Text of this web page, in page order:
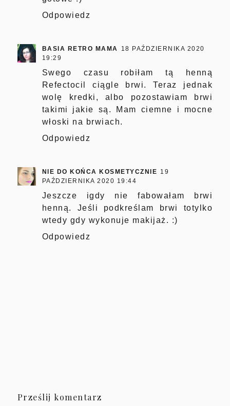
Odpowiedz
BASIA RETRO MAMA
18 PAŹDZIERNIKA 2020
19:29
Swego czasu robiłam tą henną
Refectocil ciągle brwi. Teraz jednak
wolę kredki, albo pozostawiam brwi
takimi jakie są. Mam ciemne i mocne
włoski na brwiach.
Odpowiedz
NIE DO KOŃCA KOSMETYCZNIE 19
PAŹDZIERNIKA 2020 19:44
Jeszcze igdy nie fabowałam brwi
henną. Jeśli podkreślam brwi totylko
wtedy gdy wykonuje makijaż. :)
Odpowiedz
Prześlij komentarz